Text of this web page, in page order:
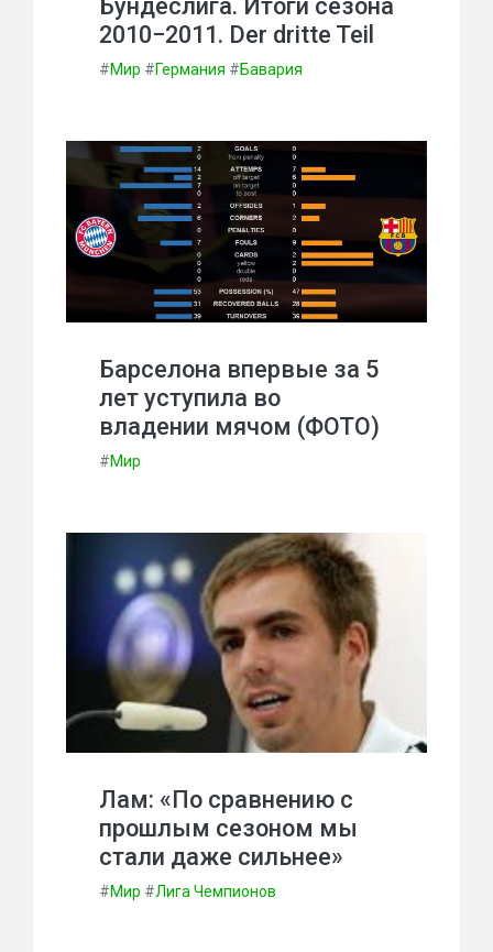
Бундеслига. Итоги сезона
2010−2011. Der dritte Teil
#Мир #Германия #Бавария
Барселона впервые за 5
лет уступила во
владении мячом (ФОТО)
#Мир
Лам: «По сравнению с
прошлым сезоном мы
стали даже сильнее»
#Мир #Лига Чемпионов